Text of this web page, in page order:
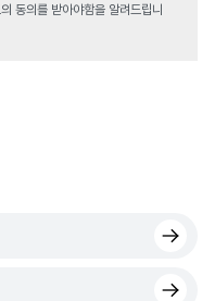
동의를 받아야함을 알려드립니